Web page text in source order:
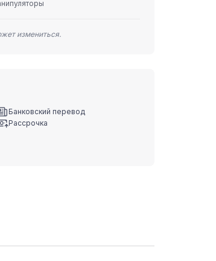
измениться.
Банковский перевод
Рассрочка